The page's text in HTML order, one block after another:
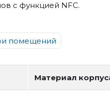
с функцией NFC.
помещений
Материал